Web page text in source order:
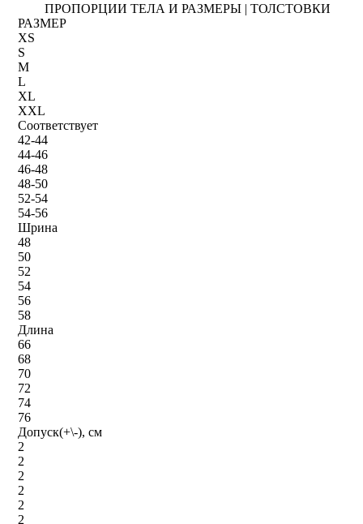
ПРОПОРЦИИ ТЕЛА И РАЗМЕРЫ | ТОЛСТОВКИ
РАЗМЕР
XS
S
M
L
XL
XXL
Соответствует
42-44
44-46
46-48
48-50
52-54
54-56
Шрина
48
50
52
54
56
58
Длина
66
68
70
72
74
76
Допуск(+\-), см
2
2
2
2
2
2